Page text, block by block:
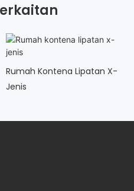
Rumah Kontena Lipatan X-
Jenis